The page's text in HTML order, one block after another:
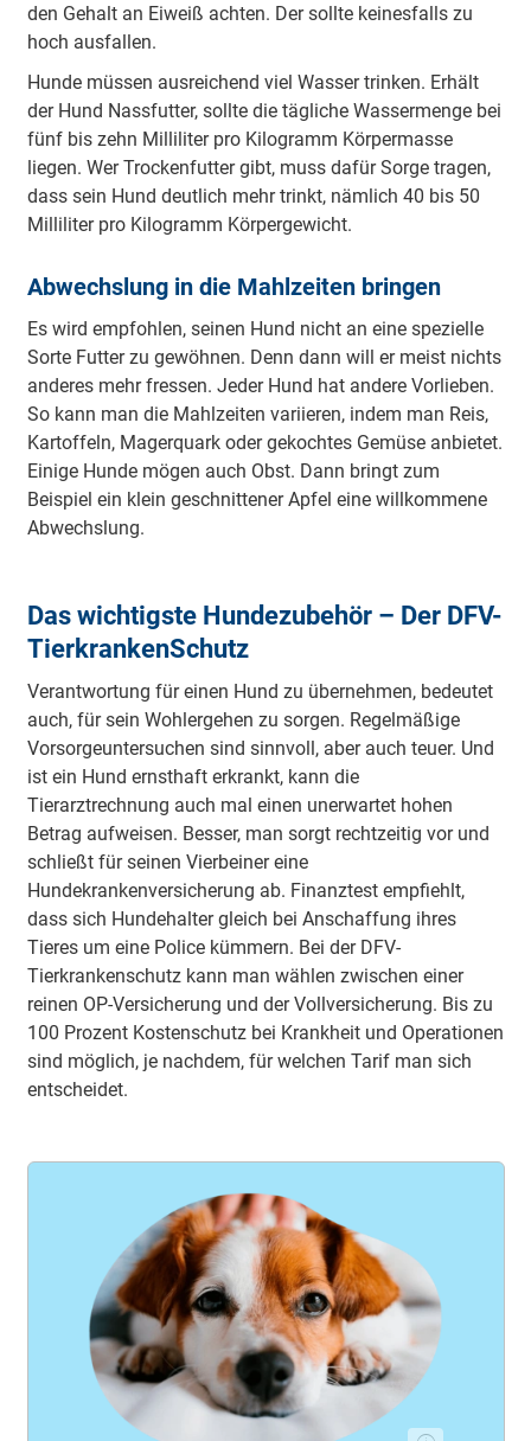
den Gehalt an Eiweiß achten. Der sollte keinesfalls zu
hoch ausfallen.
Hunde müssen ausreichend viel Wasser trinken. Erhält
der Hund Nassfutter, sollte die tägliche Wassermenge bei
fünf bis zehn Milliliter pro Kilogramm Körpermasse
liegen. Wer Trockenfutter gibt, muss dafür Sorge tragen,
dass sein Hund deutlich mehr trinkt, nämlich 40 bis 50
Milliliter pro Kilogramm Körpergewicht.
Abwechslung in die Mahlzeiten bringen
Es wird empfohlen, seinen Hund nicht an eine spezielle
Sorte Futter zu gewöhnen. Denn dann will er meist nichts
anderes mehr fressen. Jeder Hund hat andere Vorlieben.
So kann man die Mahlzeiten variieren, indem man Reis,
Kartoffeln, Magerquark oder gekochtes Gemüse anbietet.
Einige Hunde mögen auch Obst. Dann bringt zum
Beispiel ein klein geschnittener Apfel eine willkommene
Abwechslung.
Das wichtigste Hundezubehör – Der DFV-
TierkrankenSchutz
Verantwortung für einen Hund zu übernehmen, bedeutet
auch, für sein Wohlergehen zu sorgen. Regelmäßige
Vorsorgeuntersuchen sind sinnvoll, aber auch teuer. Und
ist ein Hund ernsthaft erkrankt, kann die
Tierarztrechnung auch mal einen unerwartet hohen
Betrag aufweisen. Besser, man sorgt rechtzeitig vor und
schließt für seinen Vierbeiner eine
Hundekrankenversicherung ab. Finanztest empfiehlt,
dass sich Hundehalter gleich bei Anschaffung ihres
Tieres um eine Police kümmern. Bei der DFV-
Tierkrankenschutz kann man wählen zwischen einer
reinen OP-Versicherung und der Vollversicherung. Bis zu
100 Prozent Kostenschutz bei Krankheit und Operationen
sind möglich, je nachdem, für welchen Tarif man sich
entscheidet.